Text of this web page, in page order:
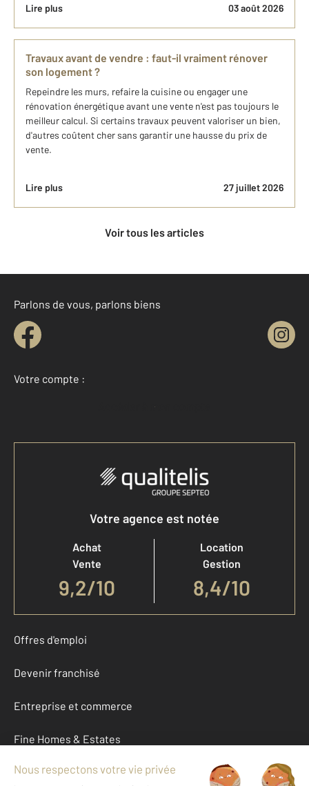
Lire plus 03 août 2026
Travaux avant de vendre : faut-il vraiment rénover
son logement ?
Repeindre les murs, refaire la cuisine ou engager une
rénovation énergétique avant une vente n'est pas toujours le
meilleur calcul. Si certains travaux peuvent valoriser un bien,
d'autres coûtent cher sans garantir une hausse du prix de
vente.
Lire plus 27 juillet 2026
Voir tous les articles
Parlons de vous, parlons biens
Votre compte :
Accéder à mon compte
Votre agence est notée
Achat
Vente
9,2/10
Location
Gestion
8,4/10
Offres d'emploi
Devenir franchisé
Entreprise et commerce
Fine Homes & Estates
À propos